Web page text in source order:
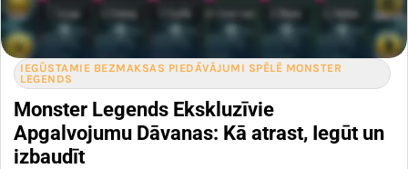
IEGŪSTAMIE BEZMAKSAS PIEDĀVĀJUMI SPĒLĒ MONSTER
LEGENDS
Monster Legends Ekskluzīvie
Apgalvojumu Dāvanas: Kā atrast, Iegūt un
izbaudīt